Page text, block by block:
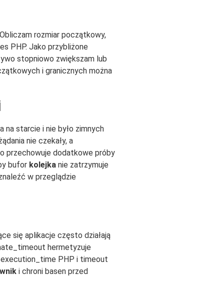
rozmiar początkowy,
PHP. Jako przybliżone
stopniowo zwiększam lub
i granicznych można
starcie i nie było zimnych
nie czekały, a
przechowuje dodatkowe próby
bufor kolejka nie zatrzymuje
w przeglądzie
się aplikacje często działają
hermetyzuje
PHP i timeout
i chroni basen przed